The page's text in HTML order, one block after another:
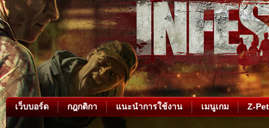
เว็บบอร์ด กฎกติกา แนะนำการใช้งาน เมนูเกม Z-Pet